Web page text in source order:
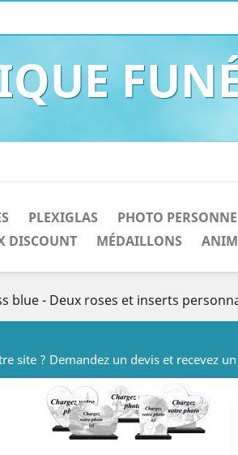
PLEXIGLAS PHOTO
DISCOUNT MÉDAILLONS
blue - Deux roses et inserts
site ? Demandez un devis et recevez